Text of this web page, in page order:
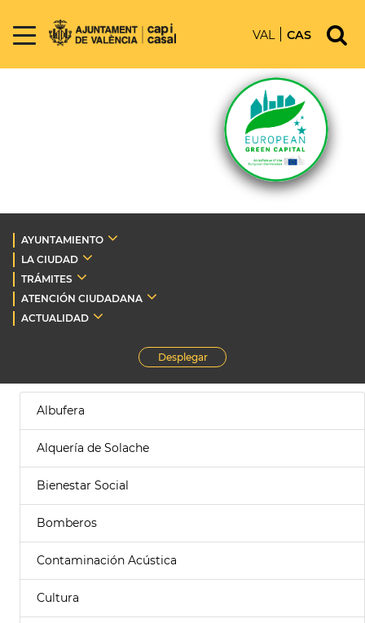
VAL CAS
AYUNTAMIENTO
LA CIUDAD
TRÁMITES
ATENCIÓN CIUDADANA
ACTUALIDAD
Desplegar
Albufera
Alquería de Solache
Bienestar Social
Bomberos
Contaminación Acústica
Cultura